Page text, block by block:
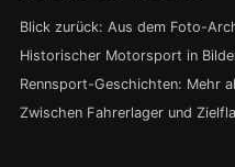
Blick zurück: Aus dem Foto-
Historischer Motorsport in
Rennsport-Geschichten: Mehr
Zwischen Fahrerlager und